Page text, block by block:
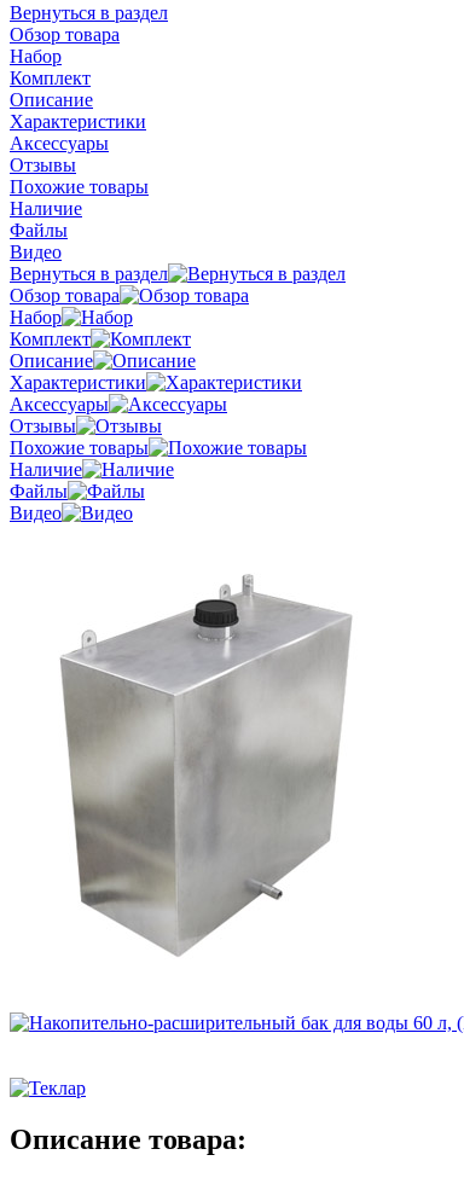
Вернуться в раздел
Обзор товара
Набор
Комплект
Описание
Характеристики
Аксессуары
Отзывы
Похожие товары
Наличие
Файлы
Видео
Вернуться в раздел
Обзор товара
Набор
Комплект
Описание
Характеристики
Аксессуары
Отзывы
Похожие товары
Наличие
Файлы
Видео
Описание товара: